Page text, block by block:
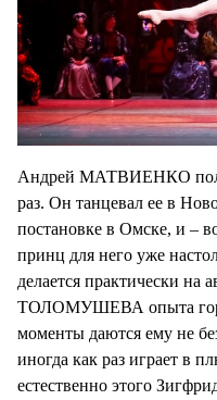
Андрей МАТВИЕНКО
раз. Он танцевал ее в
постановке в Омске, и –
принц для него уже
делается практически на
ТОЛОМУШЕВА опыта
моменты даются ему не
иногда как раз играет в
естественно этого